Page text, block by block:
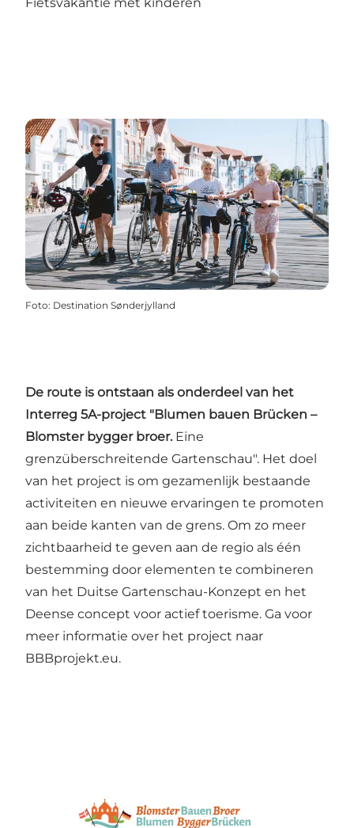
Foto: Destination Sønderjylland
De route is ontstaan als onderdeel van het
Interreg 5A-project "Blumen bauen Brücken –
Blomster bygger broer. Eine
grenzüberschreitende Gartenschau". Het doel
van het project is om gezamenlijk bestaande
activiteiten en nieuwe ervaringen te promoten
aan beide kanten van de grens. Om zo meer
zichtbaarheid te geven aan de regio als één
bestemming door elementen te combineren
van het Duitse Gartenschau-Konzept en het
Deense concept voor actief toerisme. Ga voor
meer informatie over het project naar
BBBprojekt.eu.